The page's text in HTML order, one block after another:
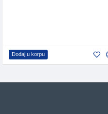
Dodaj u korpu